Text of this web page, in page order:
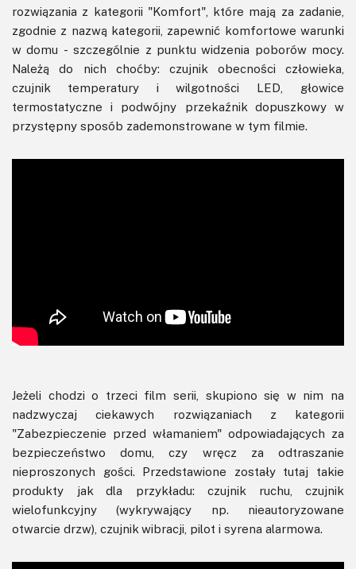
rozwiązania z kategorii "Komfort", które mają za zadanie,
zgodnie z nazwą kategorii, zapewnić komfortowe warunki
w domu - szczególnie z punktu widzenia poborów mocy.
Należą do nich choćby: czujnik obecności człowieka,
czujnik temperatury i wilgotności LED, głowice
termostatyczne i podwójny przekaźnik dopuszkowy w
przystępny sposób zademonstrowane w tym filmie.
Jeżeli chodzi o trzeci film serii, skupiono się w nim na
nadzwyczaj ciekawych rozwiązaniach z kategorii
"Zabezpieczenie przed włamaniem" odpowiadających za
bezpieczeństwo domu, czy wręcz za odtraszanie
nieproszonych gości. Przedstawione zostały tutaj takie
produkty jak dla przykładu: czujnik ruchu, czujnik
wielofunkcyjny (wykrywający np. nieautoryzowane
otwarcie drzw), czujnik wibracji, pilot i syrena alarmowa.